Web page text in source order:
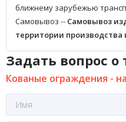
ближнему зарубежью
Самовывоз -- Самовывоз
территории производства
Задать вопрос о
Кованые ограждения -